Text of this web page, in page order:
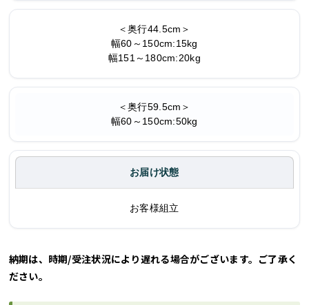
＜奥行44.5cm＞
幅60～150cm:15kg
幅151～180cm:20kg
＜奥行59.5cm＞
幅60～150cm:50kg
お届け状態
お客様組立
納期は、時期/受注状況により遅れる場合がございます。ご了承く
ださい。